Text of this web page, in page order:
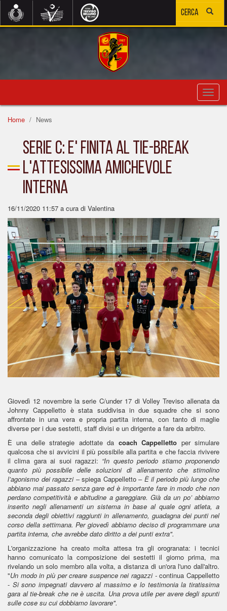
Home
News
SERIE C: E' FINITA AL TIE-BREAK
L'ATTESISSIMA AMICHEVOLE
INTERNA
16/11/2020 11:57 a cura di Valentina
Giovedì 12 novembre la serie C/under 17 di Volley Treviso allenata da
Johnny Cappelletto è stata suddivisa in due squadre che si sono
affrontate in una vera e propria partita interna, con tanto di maglie
diverse per i due sestetti, staff divisi e un dirigente a fare da arbitro.
È una delle strategie adottate da coach Cappelletto per simulare
qualcosa che si avvicini il più possibile alla partita e che faccia rivivere
il clima gara ai suoi ragazzi: “In questo periodo stiamo proponendo
quanto più possibile delle soluzioni di allenamento che stimolino
l’agonismo dei ragazzi – spiega Cappelletto – È il periodo più lungo che
abbiano mai passato senza gare ed è importante fare in modo che non
perdano competitività e abitudine a gareggiare. Già da un po’ abbiamo
inserito negli allenamenti un sistema in base al quale ogni atleta, a
seconda degli obiettivi raggiunti in allenamento, guadagna dei punti nel
corso della settimana. Per giovedì abbiamo deciso di programmare una
partita interna, che avrebbe dato diritto a dei punti extra".
L'organizzazione ha creato molta attesa tra gli orogranata: i tecnici
hanno comunicato la composizione dei sestetti il giorno prima, ma
rivelando un solo membro alla volta, a distanza di un'ora l'uno dall'altro.
"Un modo in più per creare suspence nei ragazzi -continua Cappelletto
- Si sono impegnati davvero al massimo e lo testimonia la tiratissima
gara al tie-break che ne è uscita. Una prova utile per avere degli spunti
sulle cose su cui dobbiamo lavorare".